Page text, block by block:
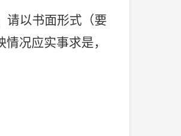
请以书面形式（要
情况应实事求是，